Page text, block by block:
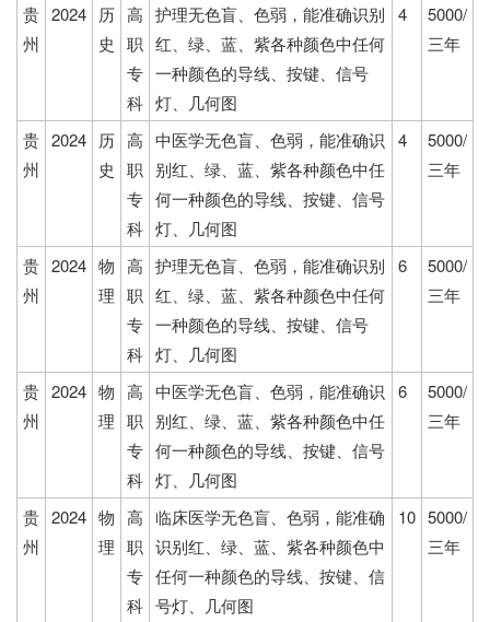
贵
州
2024
历
史
高
职
专
科
护理无色盲、色弱，能准确识别
红、绿、蓝、紫各种颜色中任何
一种颜色的导线、按键、信号
灯、几何图
4
5000/
三年
贵
州
2024
历
史
高
职
专
科
中医学无色盲、色弱，能准确识
别红、绿、蓝、紫各种颜色中任
何一种颜色的导线、按键、信号
灯、几何图
4
5000/
三年
贵
州
2024 物
理
高
职
专
科
护理无色盲、色弱，能准确识别
红、绿、蓝、紫各种颜色中任何
一种颜色的导线、按键、信号
灯、几何图
6
5000/
三年
贵
州
2024 物
理
高
职
专
科
中医学无色盲、色弱，能准确识
别红、绿、蓝、紫各种颜色中任
何一种颜色的导线、按键、信号
灯、几何图
6
5000/
三年
贵
州
2024 物
理
高
职
专
科
临床医学无色盲、色弱，能准确
识别红、绿、蓝、紫各种颜色中
任何一种颜色的导线、按键、信
号灯、几何图
10 5000/
三年